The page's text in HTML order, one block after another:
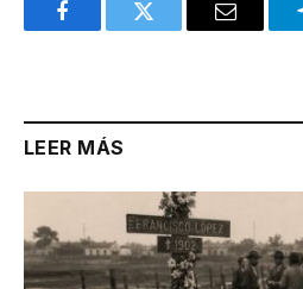
FacebookTwitter Email
LEER MÁS